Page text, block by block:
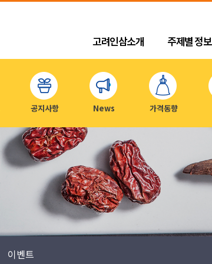
고려인삼소개 주제별 정보
공지사항 News 가격동향
이벤트